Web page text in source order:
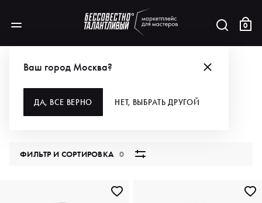
0
Ваш город Москва?
ДА, ВСЕ ВЕРНО НЕТ, ВЫБРАТЬ ДРУГОЙ
ВСЕ КАТЕГОРИИ
ФИЛЬТР И СОРТИРОВКА0